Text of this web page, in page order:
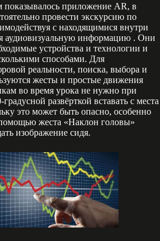
приложение AR, в
провести экскурсию по
с находящимися внутри
аудиовизуальную информацию . Они
устройства и технологии и
способами. Для
реальности, поиска, выбора и
жесты и простые движения
во время урока не нужно при
развёрткой вставать с места
это может быть опасно, особенно
жеста «Наклон головы»
изображение сидя.